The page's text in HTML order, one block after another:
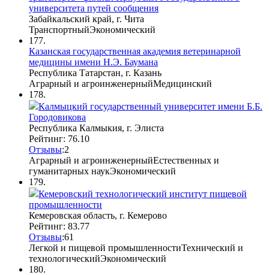
университета путей сообщения
Забайкальский край, г. Чита
ТранспортныйЭкономический
177.
Казанская государственная академия ветеринарной
медицины имени Н.Э. Баумана
Республика Татарстан, г. Казань
Аграрный и агроинженерныйМедицинский
178.
Калмыцкий государственный университет имени Б.Б.
Городовикова
Республика Калмыкия, г. Элиста
Рейтинг: 76.10
Отзывы:2
Аграрный и агроинженерныйЕстественных и
гуманитарных наукЭкономический
179.
Кемеровский технологический институт пищевой
промышленности
Кемеровская область, г. Кемерово
Рейтинг: 83.77
Отзывы:61
Легкой и пищевой промышленностиТехнический и
технологическийЭкономический
180.